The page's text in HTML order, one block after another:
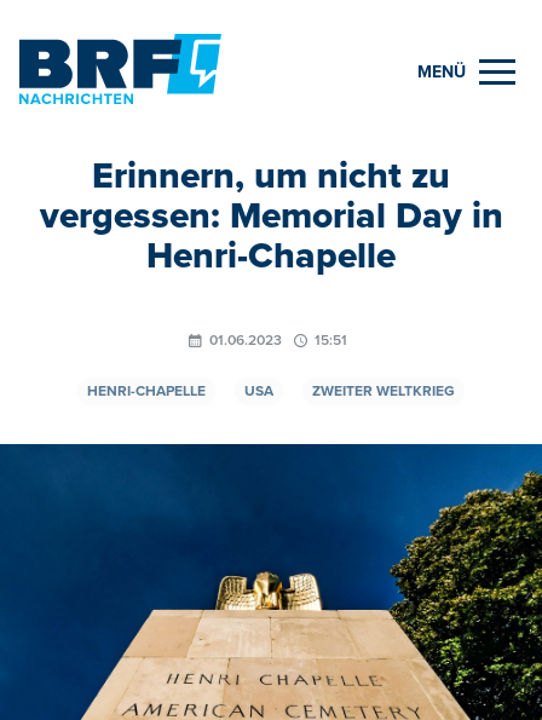
MENÜ
Erinnern, um nicht zu
vergessen: Memorial Day in
Henri-Chapelle
01.06.2023 15:51
HENRI-CHAPELLE USA ZWEITER WELTKRIEG